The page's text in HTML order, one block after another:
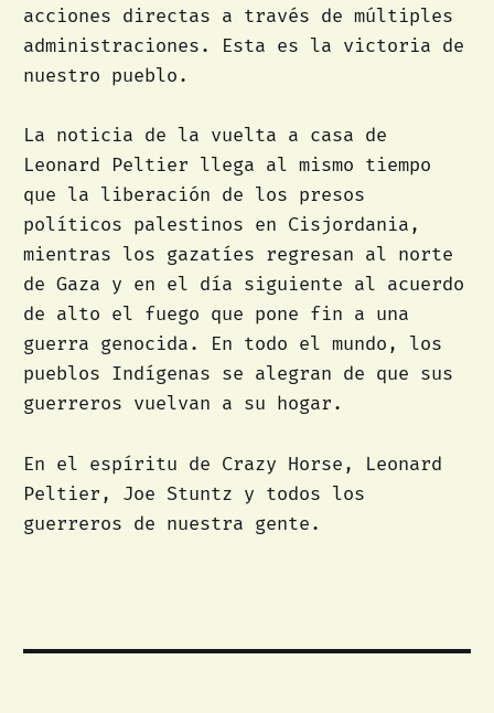
acciones directas a través de múltiples
administraciones. Esta es la victoria de
nuestro pueblo.
La noticia de la vuelta a casa de
Leonard Peltier llega al mismo tiempo
que la liberación de los presos
políticos palestinos en Cisjordania,
mientras los gazatíes regresan al norte
de Gaza y en el día siguiente al acuerdo
de alto el fuego que pone fin a una
guerra genocida. En todo el mundo, los
pueblos Indígenas se alegran de que sus
guerreros vuelvan a su hogar.
En el espíritu de Crazy Horse, Leonard
Peltier, Joe Stuntz y todos los
guerreros de nuestra gente.